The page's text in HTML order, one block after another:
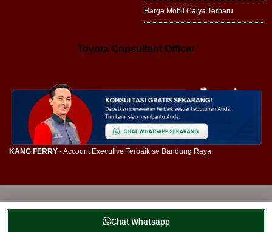
Chat Whatsapp
Harga Mobil Calya Terbaru
Toyota Consultant Officer
KANG FERRY - Account Executive Terbaik se Bandung Raya
Sales Terbaik se-Bandung Raya